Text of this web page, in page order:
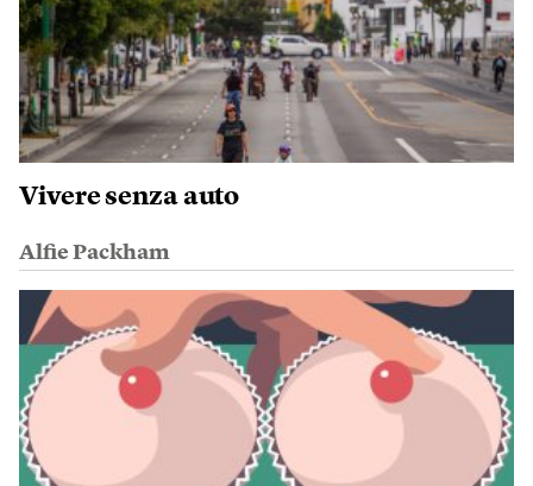
Vivere senza auto
Alfie Packham